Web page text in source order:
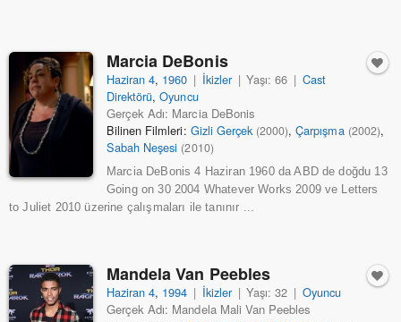
Marcia DeBonis
Haziran 4, 1960 | İkizler | Yaşı: 66 | Cast
Direktörü,Oyuncu
Gerçek Adı: Marcia DeBonis
Bilinen Filmleri: Gizli Gerçek (2000),Çarpışma (2002),
Sabah Neşesi (2010)
Marcia DeBonis 4 Haziran 1960 da ABD de doğdu 13
Going on 30 2004 Whatever Works 2009 ve Letters
to Juliet 2010 üzerine çalışmaları ile tanınır ...
Mandela Van Peebles
Haziran 4, 1994 | İkizler | Yaşı: 32 | Oyuncu
Gerçek Adı: Mandela Mali Van Peebles